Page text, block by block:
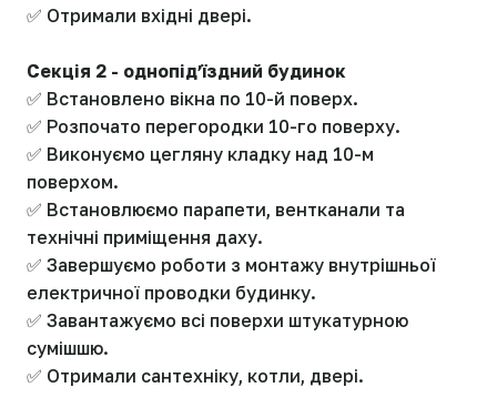
✅ Отримали вхідні двері.
Секція 2 - однопідʼїздний будинок
✅ Встановлено вікна по 10-й поверх.
✅ Розпочато перегородки 10-го поверху.
✅ Виконуємо цегляну кладку над 10-м
поверхом.
✅ Встановлюємо парапети, вентканали та
технічні приміщення даху.
✅ Завершуємо роботи з монтажу внутрішньої
електричної проводки будинку.
✅ Завантажуємо всі поверхи штукатурною
сумішшю.
✅ Отримали сантехніку, котли, двері.